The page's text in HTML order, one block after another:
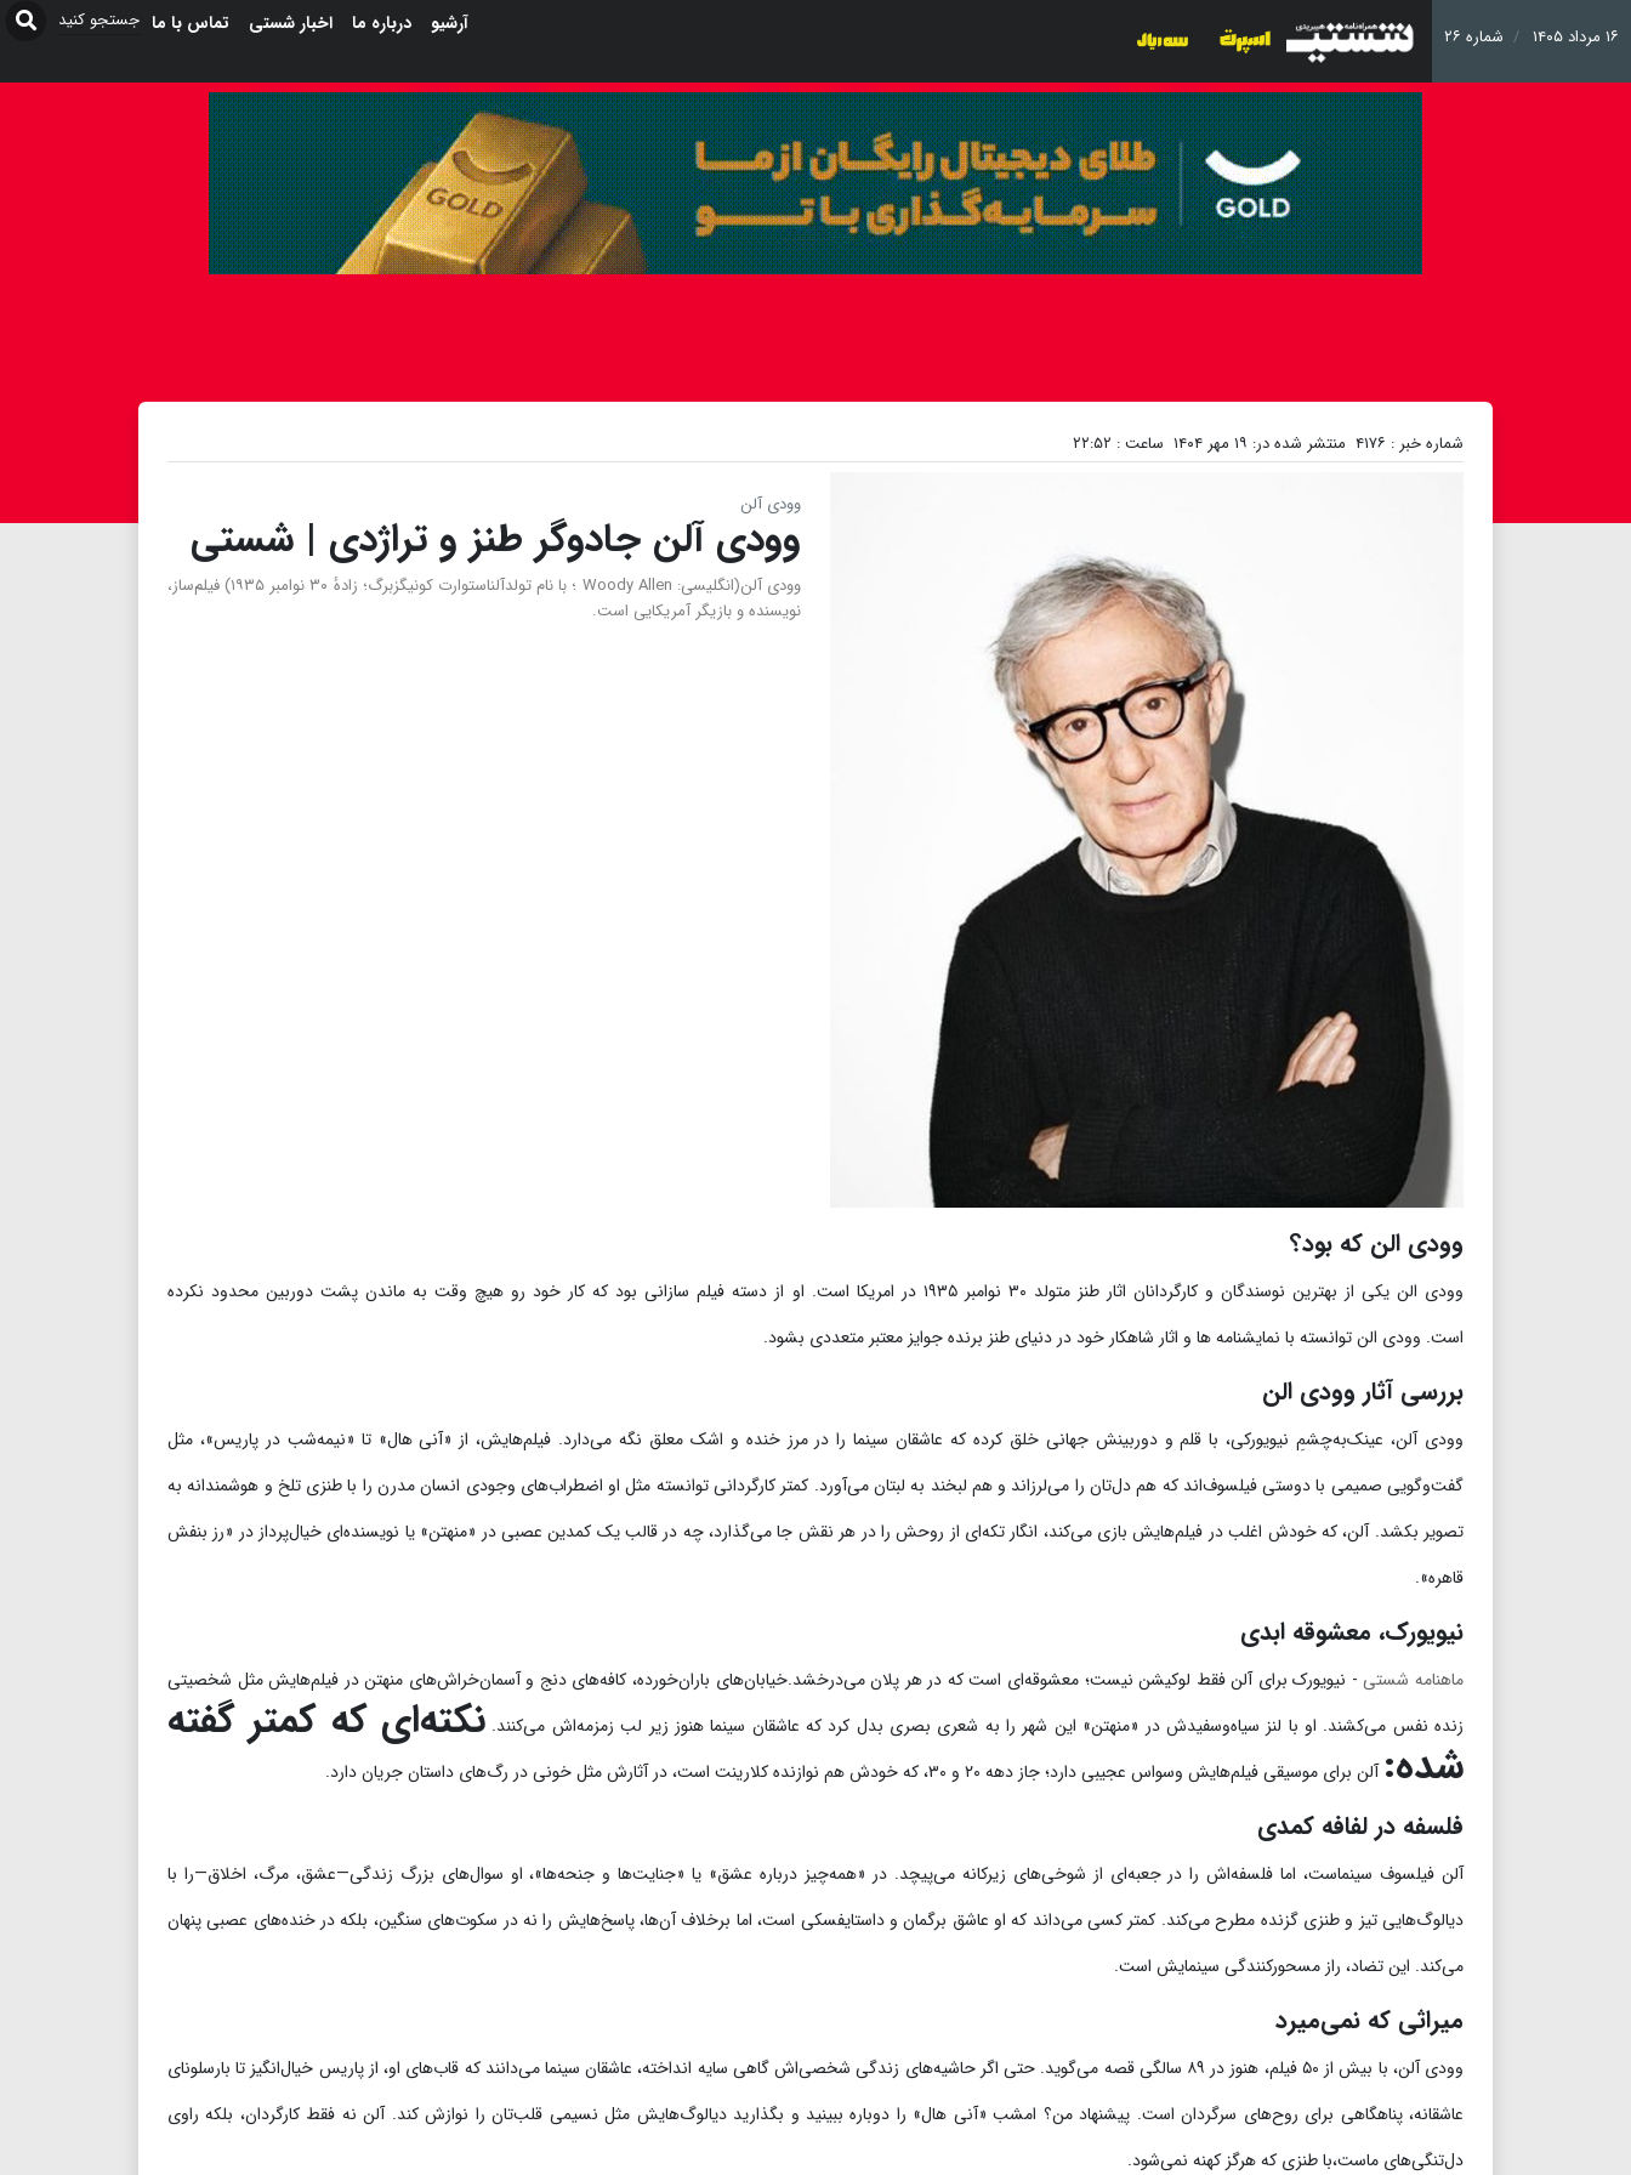
۱۶ مرداد ۱۴۰۵ شماره ۲۶
آرشیو درباره ما اخبار شستی تماس با ما
شماره خبر : ۴۱۷۶ منتشر شده در: ۱۹ مهر ۱۴۰۴ ساعت : ۲۲:۵۲
وودی آلن
وودی آلن جادوگر طنز و تراژدی | شستی
وودی آلن(انگلیسی: Woody Allen ؛ با نام تولدآلناستوارت کونیگزبرگ؛ زادهٔ ۳۰ نوامبر ۱۹۳۵) فیلم‌ساز،
نویسنده و بازیگر آمریکایی است.
وودی الن که بود؟
وودی الن یکی از بهترین نوسندگان و کارگردانان اثار طنز متولد ۳۰ نوامبر ۱۹۳۵ در امریکا است.
او از دسته فیلم سازانی بود که کار خود رو هیچ وقت به ماندن پشت دوربین محدود نکرده
است. وودی الن توانسته با نمایشنامه ها و اثار شاهکار خود در دنیای طنز برنده جوایز معتبر متعددی بشود.
بررسی آثار وودی الن
وودی آلن، عینک‌به‌چشمِ نیویورکی، با قلم و دوربینش جهانی خلق کرده که عاشقان سینما را در مرز خنده و اشک معلق نگه می‌دارد. فیلم‌هایش، از «آنی هال» تا «نیمه‌شب در پاریس»، مثل
گفت‌وگویی صمیمی با دوستی فیلسوف‌اند که هم دل‌تان را می‌لرزاند و هم لبخند به لبتان می‌آورد. کمتر کارگردانی توانسته مثل او اضطراب‌های وجودی انسان مدرن را با طنزی تلخ و هوشمندانه به
تصویر بکشد.آلن، که خودش اغلب در فیلم‌هایش بازی می‌کند، انگار تکه‌ای از روحش را در هر نقش جا می‌گذارد، چه در قالب یک کمدین عصبی در «منهتن» یا نویسنده‌ای خیال‌پرداز در «رز بنفش
قاهره».
نیویورک، معشوقه ابدی
ماهنامه شستی- نیویورک برای آلن فقط لوکیشن نیست؛ معشوقه‌ای است که در هر پلان می‌درخشد.خیابان‌های باران‌خورده، کافه‌های دنج و آسمان‌خراش‌های منهتن در فیلم‌هایش مثل شخصیتی
زنده نفس می‌کشند. او با لنز سیاه‌وسفیدش در «منهتن» این شهر را به شعری بصری بدل کرد که عاشقان سینما هنوز زیر لب زمزمه‌اش می‌کنند. نکته‌ای که کمتر گفته
شده: آلن برای موسیقی فیلم‌هایش وسواس عجیبی دارد؛ جاز دهه ۲۰ و ۳۰، که خودش هم نوازنده کلارینت است، در آثارش مثل خونی در رگ‌های داستان جریان دارد.
فلسفه در لفافه کمدی
آلن فیلسوف سینماست، اما فلسفه‌اش را در جعبه‌ای از شوخی‌های زیرکانه می‌پیچد.در «همه‌چیز درباره عشق» یا «جنایت‌ها و جنحه‌ها»، او سوال‌های بزرگ زندگی—عشق، مرگ، اخلاق—را با
دیالوگ‌هایی تیز و طنزی گزنده مطرح می‌کند. کمتر کسی می‌داند که او عاشق برگمان و داستایفسکی است، اما برخلاف آن‌ها، پاسخ‌هایش را نه در سکوت‌های سنگین، بلکه در خنده‌های عصبی پنهان
می‌کند. این تضاد، راز مسحورکنندگی سینمایش است.
میراثی که نمی‌میرد
وودی آلن، با بیش از ۵۰ فیلم، هنوز در ۸۹ سالگی قصه می‌گوید.
حتی اگر حاشیه‌های زندگی شخصی‌اش گاهی سایه انداخته، عاشقان سینما می‌دانند که قاب‌های او، از پاریس خیال‌انگیز تا بارسلونای
عاشقانه، پناهگاهی برای روح‌های سرگردان است. پیشنهاد من؟ امشب «آنی هال» را دوباره ببینید و بگذارید دیالوگ‌هایش مثل نسیمی قلب‌تان را نوازش کند. آلن نه فقط کارگردان، بلکه راوی
دل‌تنگی‌های ماست،با طنزی که هرگز کهنه نمی‌شود.